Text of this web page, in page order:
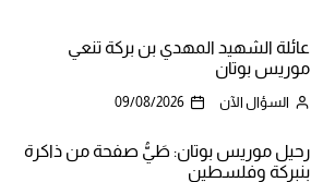
عائلة الشهيد المهدي بن بركة تنعي
موريس بوتان
السؤال الآن 09/08/2026
رحيل موريس بوتان: طَيُّ صفحة من ذاكرة
بنبركة وفلسطين